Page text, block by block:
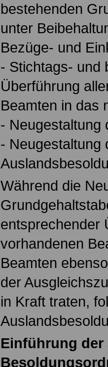
bestehenden
unter
Bezüge- und
- Stichtags- und
Überführung
Beamten in das
- Neugestaltung
- Neugestaltung
Während die
entsprechender
vorhandenen
Beamten
der
in Kraft traten,
Einführung